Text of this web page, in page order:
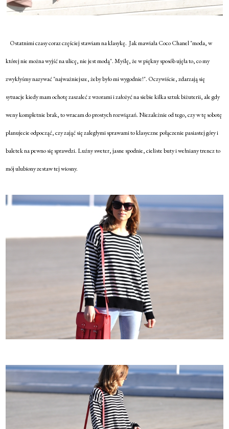
Ostatnimi czasy coraz częściej stawiam na klasykę. Jak mawiała Coco Chanel "moda, w
której nie można wyjść na ulicę, nie jest modą". Myślę, że w piękny sposób ujęła to, co my
zwykłyśmy nazywać "najważniejsze, żeby było mi wygodnie!". Oczywiście, zdarzają się
sytuacje kiedy mam ochotę zaszaleć z wzorami i założyć na siebie kilka sztuk biżuterii, ale gdy
weny kompletnie brak, to wracam do prostych rozwiązań. Niezależnie od tego, czy w tę sobotę
planujecie odpocząć, czy zająć się zaległymi sprawami to klasyczne połączenie pasiastej góry i
baletek na pewno się sprawdzi. Luźny sweter, jasne spodnie, cieliste buty i wełniany trencz to
mój ulubiony zestaw tej wiosny.